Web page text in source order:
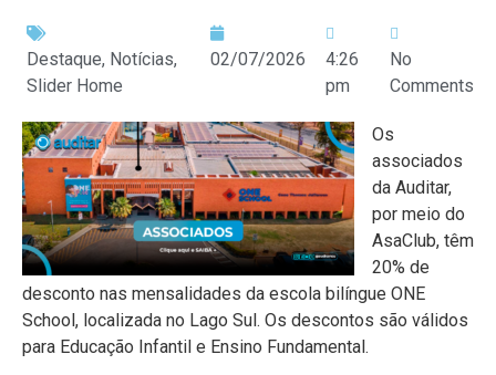
Destaque, Notícias,
Slider Home
02/07/2026
4:26
pm
No
Comments
Os
associados
da Auditar,
por meio do
AsaClub, têm
20% de
desconto nas mensalidades da escola bilíngue ONE
School, localizada no Lago Sul. Os descontos são válidos
para Educação Infantil e Ensino Fundamental.